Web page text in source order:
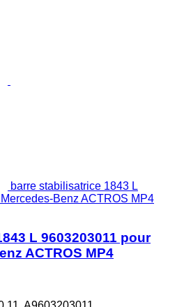
barre stabilisatrice 1843 L
Benz ACTROS MP4
L 9603203011 pour
ACTROS MP4